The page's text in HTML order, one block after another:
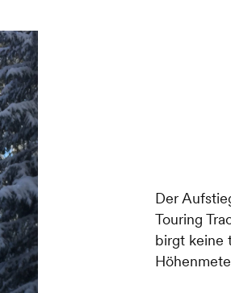
Der
Touring
birgt keine